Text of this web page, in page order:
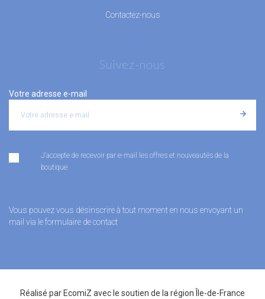
Contactez-nous
Suivez-nous
Votre adresse e-mail
J'accepte de recevoir par e-mail les offres et nouveautés de la
boutique
Vous pouvez vous désinscrire à tout moment en nous envoyant un
mail via le formulaire de contact
Réalisé par EcomiZ avec le soutien de larégion Île-de-France